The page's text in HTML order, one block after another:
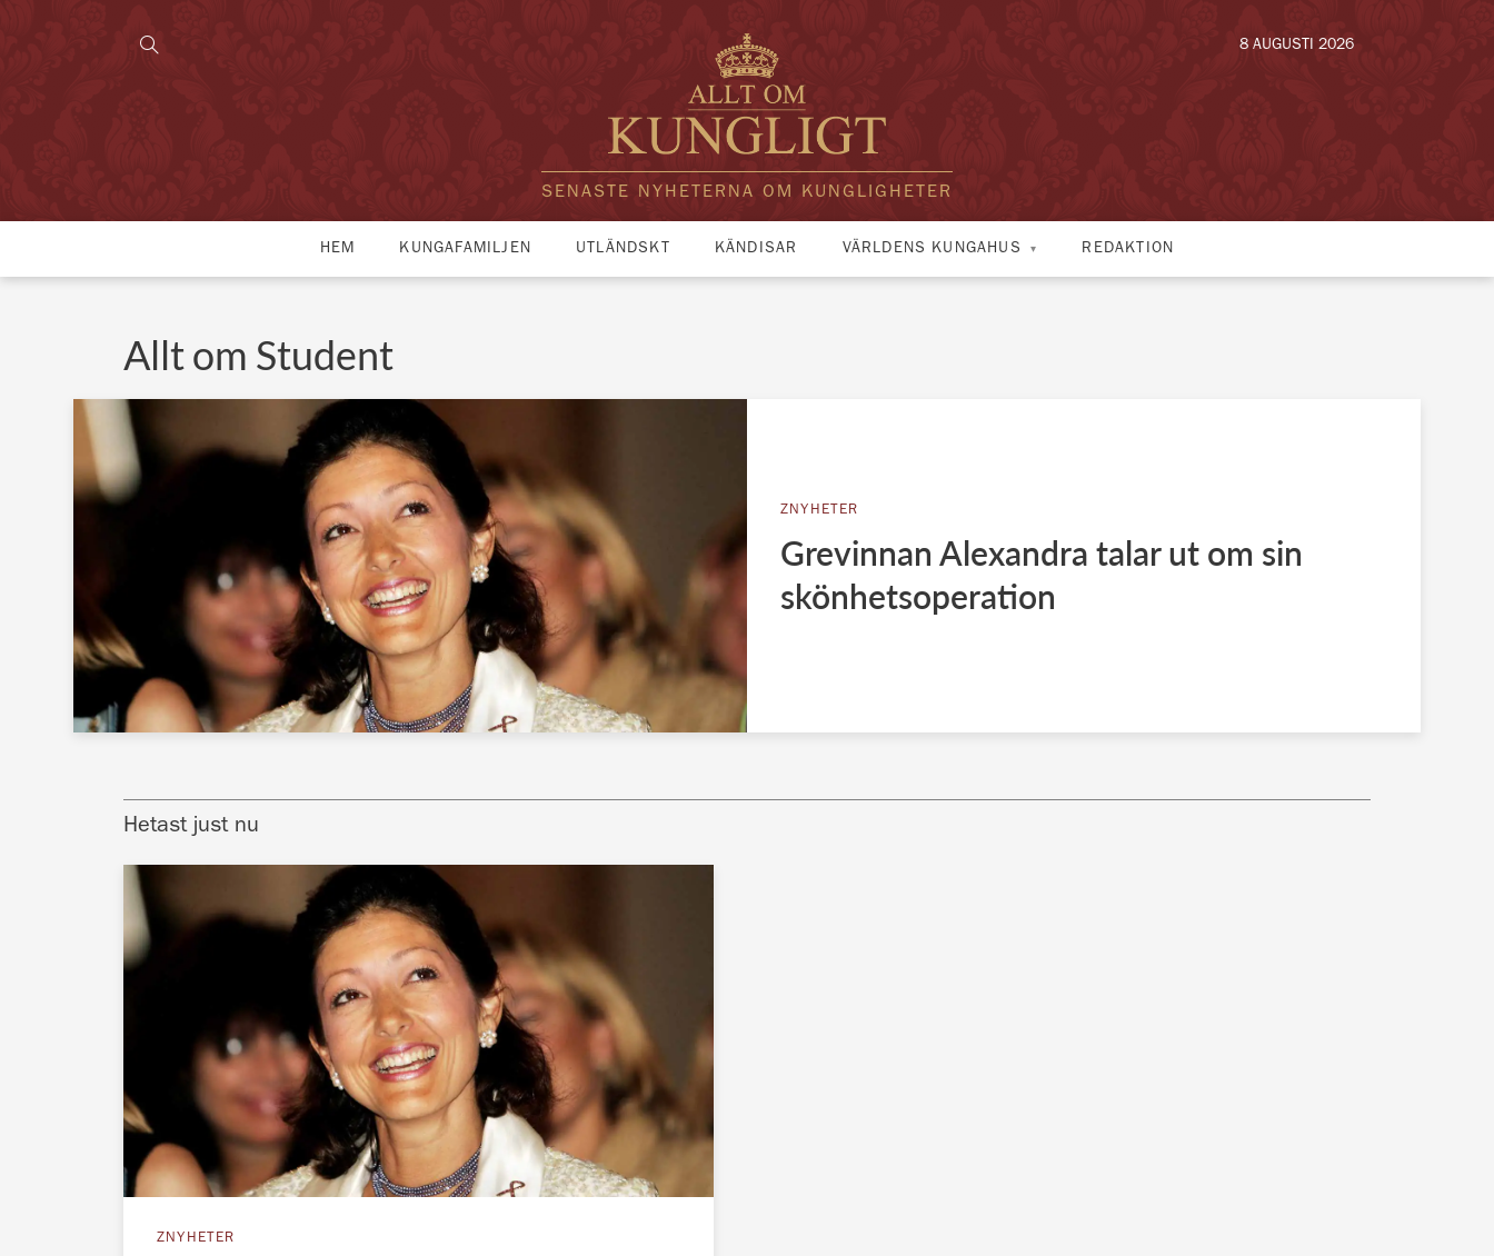
SENASTE NYHETERNA OM KUNGLIGHETER
8 AUGUSTI 2026
HEM KUNGAFAMILJEN UTLÄNDSKT KÄNDISAR VÄRLDENS KUNGAHUS REDAKTION
Allt om Student
ZNYHETER
Grevinnan Alexandra talar ut om sin
skönhetsoperation
Hetast just nu
ZNYHETER